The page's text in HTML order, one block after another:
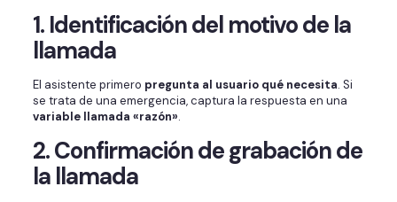
1. Identificación del motivo de la
llamada
El asistente primero pregunta al usuario qué necesita. Si
se trata de una emergencia, captura la respuesta en una
variable llamada «razón».
2. Confirmación de grabación de
la llamada